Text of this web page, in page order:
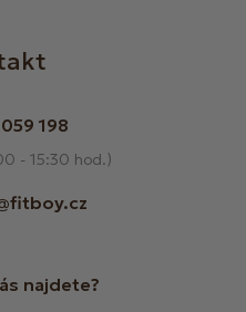
198
- 15:30 hod.)
najdete?